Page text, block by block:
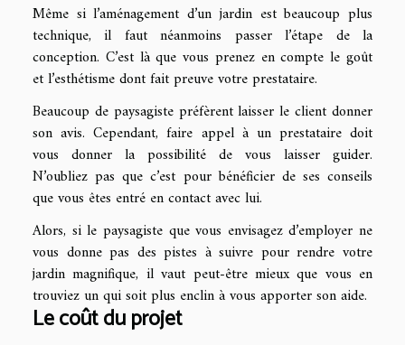
Même si l’aménagement d’un jardin est beaucoup plus
technique, il faut néanmoins passer l’étape de la
conception. C’est là que vous prenez en compte le goût
et l’esthétisme dont fait preuve votre prestataire.
Beaucoup de paysagiste préfèrent laisser le client donner
son avis. Cependant, faire appel à un prestataire doit
vous donner la possibilité de vous laisser guider.
N’oubliez pas que c’est pour bénéficier de ses conseils
que vous êtes entré en contact avec lui.
Alors, si le paysagiste que vous envisagez d’employer ne
vous donne pas des pistes à suivre pour rendre votre
jardin magnifique, il vaut peut-être mieux que vous en
trouviez un qui soit plus enclin à vous apporter son aide.
Le coût du projet